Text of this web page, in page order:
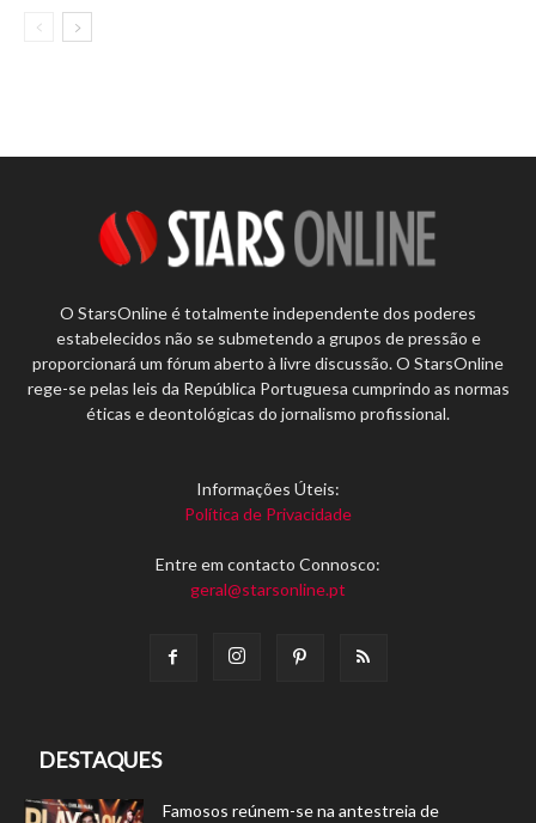
O StarsOnline é totalmente independente dos poderes
estabelecidos não se submetendo a grupos de pressão e
proporcionará um fórum aberto à livre discussão. O StarsOnline
rege-se pelas leis da República Portuguesa cumprindo as normas
éticas e deontológicas do jornalismo profissional.
Informações Úteis:
Política de Privacidade
Entre em contacto Connosco:
geral@starsonline.pt
DESTAQUES
Famosos reúnem-se na antestreia de